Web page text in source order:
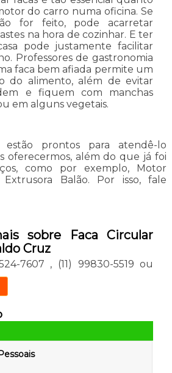
do carro numa oficina. Se
for feito, pode acarretar
na hora de cozinhar. E ter
pode justamente facilitar
Professores de gastronomia
faca bem afiada permite um
do alimento, além de evitar
e fiquem com manchas
em alguns vegetais.
estão prontos para atendê-lo
oferecermos, além do que já foi
como por exemplo, Motor
Balão. Por isso, fale
sobre Faca Circular
Cruz
7607 , (11) 99830-5519 ou